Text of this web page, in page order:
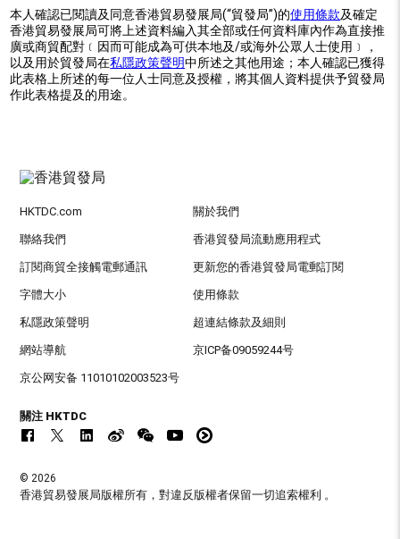
本人確認已閱讀及同意香港貿易發展局(“貿發局”)的使用條款及確定
香港貿易發展局可將上述資料編入其全部或任何資料庫內作為直接推
廣或商貿配對﹝因而可能成為可供本地及/或海外公眾人士使用﹞，
以及用於貿發局在私隱政策聲明中所述之其他用途；本人確認已獲得
此表格上所述的每一位人士同意及授權，將其個人資料提供予貿發局
作此表格提及的用途。
HKTDC.com 關於我們
聯絡我們 香港貿發局流動應用程式
訂閱商貿全接觸電郵通訊 更新您的香港貿發局電郵訂閱
字體大小 使用條款
私隱政策聲明 超連結條款及細則
網站導航 京ICP备09059244号
京公网安备 11010102003523号
關注 HKTDC
© 2026
香港貿易發展局版權所有，對違反版權者保留一切追索權利 。